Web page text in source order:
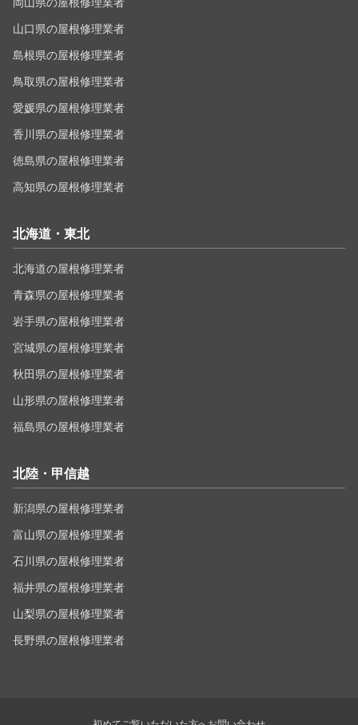
山口県の屋根修理業者
島根県の屋根修理業者
鳥取県の屋根修理業者
愛媛県の屋根修理業者
香川県の屋根修理業者
徳島県の屋根修理業者
高知県の屋根修理業者
北海道・東北
北海道の屋根修理業者
青森県の屋根修理業者
岩手県の屋根修理業者
宮城県の屋根修理業者
秋田県の屋根修理業者
山形県の屋根修理業者
福島県の屋根修理業者
北陸・甲信越
新潟県の屋根修理業者
富山県の屋根修理業者
石川県の屋根修理業者
福井県の屋根修理業者
山梨県の屋根修理業者
長野県の屋根修理業者